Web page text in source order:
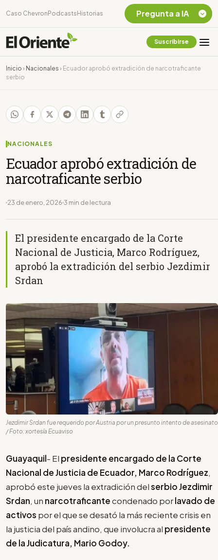
Caso Chevron Podcasts Historias
Suscribirse
Inicio › Nacionales › Ecuador aprobó extradición de narcotraficante
serbio
NACIONALES
Ecuador aprobó extradición de
narcotraficante serbio
23 de enero, 2026 3 min de lectura
El presidente encargado de la Corte
Nacional de Justicia, Marco Rodríguez,
aprobó la extradición del serbio Jezdimir
Srdan
Jezdimir Srdan fue requerido por Austria por un presunto intento de asesinato
/ Foto: xortesía Ecuaviso
Guayaquil- El presidente encargado de la Corte
Nacional de Justicia de Ecuador, Marco Rodríguez,
aprobó este jueves la extradición delserbio Jezdimir
Srdan, un narcotraficantecondenado porlavado de
activos por el que se desató la más reciente crisis en
la justicia del país andino, que involucra al presidente
de la Judicatura, Mario Godoy.
Pregunta a IA
Chevron Ecuador